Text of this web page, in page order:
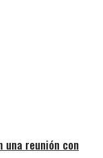
una reunión con